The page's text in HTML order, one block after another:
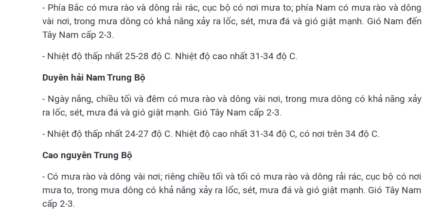
- Phía Bắc có mưa rào và dông rải rác, cục bộ có nơi mưa to; phía Nam có mưa rào và dông
vài nơi, trong mưa dông có khả năng xảy ra lốc, sét, mưa đá và gió giật mạnh. Gió Nam đến
Tây Nam cấp 2-3.
- Nhiệt độ thấp nhất 25-28 độ C. Nhiệt độ cao nhất 31-34 độ C.
Duyên hải Nam Trung Bộ
- Ngày nắng, chiều tối và đêm có mưa rào và dông vài nơi, trong mưa dông có khả năng xảy
ra lốc, sét, mưa đá và gió giật mạnh. Gió Tây Nam cấp 2-3.
- Nhiệt độ thấp nhất 24-27 độ C. Nhiệt độ cao nhất 31-34 độ C, có nơi trên 34 độ C.
Cao nguyên Trung Bộ
- Có mưa rào và dông vài nơi; riêng chiều tối và tối có mưa rào và dông rải rác, cục bộ có nơi
mưa to, trong mưa dông có khả năng xảy ra lốc, sét, mưa đá và gió giật mạnh. Gió Tây Nam
cấp 2-3.